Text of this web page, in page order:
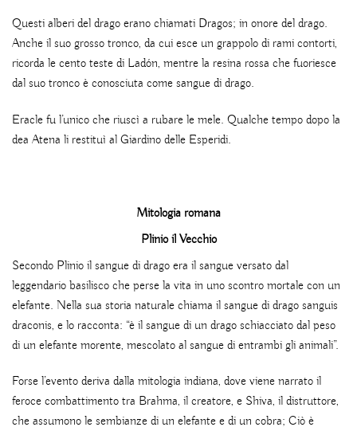
Questi alberi del drago erano chiamati Dragos; in onore del drago.
Anche il suo grosso tronco, da cui esce un grappolo di rami contorti,
ricorda le cento teste di Ladón, mentre la resina rossa che fuoriesce
dal suo tronco è conosciuta come sangue di drago.
Eracle fu l’unico che riuscì a rubare le mele. Qualche tempo dopo la
dea Atena li restituì al Giardino delle Esperidi.
Mitologia romana
Plinio il Vecchio
Secondo Plinio il sangue di drago era il sangue versato dal
leggendario basilisco che perse la vita in uno scontro mortale con un
elefante. Nella sua storia naturale chiama il sangue di drago sanguis
draconis, e lo racconta: “è il sangue di un drago schiacciato dal peso
di un elefante morente, mescolato al sangue di entrambi gli animali”.
Forse l’evento deriva dalla mitologia indiana, dove viene narrato il
feroce combattimento tra Brahma, il creatore, e Shiva, il distruttore,
che assumono le sembianze di un elefante e di un cobra; Ciò è